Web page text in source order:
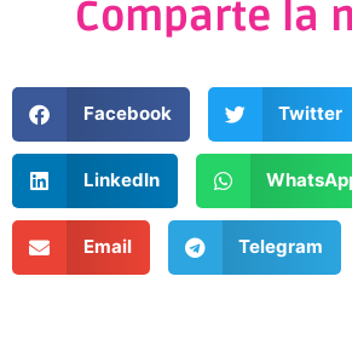
Comparte la
Facebook Twitter
LinkedIn
Email Telegram